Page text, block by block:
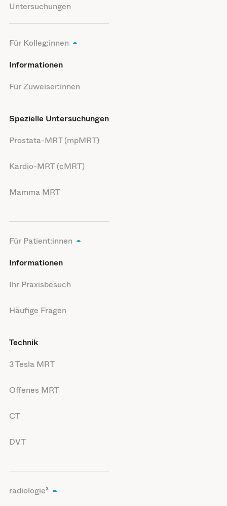
Untersuchungen
Für Kolleg:innen
Informationen
Für Zuweiser:innen
Spezielle Untersuchungen
Prostata-MRT (mpMRT)
Kardio-MRT (cMRT)
Mamma MRT
Für Patient:innen
Informationen
Ihr Praxisbesuch
Häufige Fragen
Technik
3 Tesla MRT
Offenes MRT
CT
DVT
radiologie³